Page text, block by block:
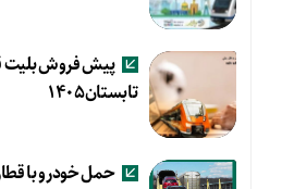
پیش فروش بلیت
تابستان۱۴۰۵
حمل خودرو با